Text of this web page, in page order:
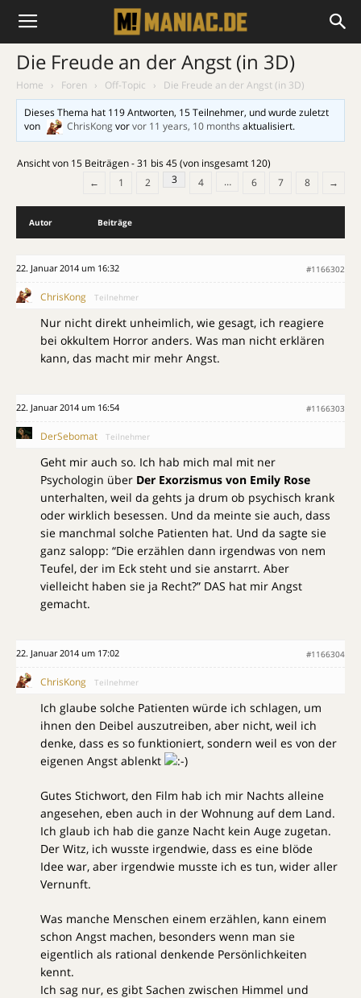
Die Freude an der Angst (in 3D)
Home › Foren › Off-Topic ›
Die Freude an der Angst (in 3D)
Dieses Thema hat 119 Antworten, 15 Teilnehmer, und wurde zuletzt
von
ChrisKong vorvor 11 years, 10 months aktualisiert.
Ansicht von 15 Beiträgen - 31 bis 45 (von insgesamt 120)
←
1 2 3 4 … 6 7 8 →
Autor Beiträge
22. Januar 2014 um 16:32 #1166302
ChrisKong Teilnehmer
Nur nicht direkt unheimlich, wie gesagt, ich reagiere
bei okkultem Horror anders. Was man nicht erklären
kann, das macht mir mehr Angst.
22. Januar 2014 um 16:54 #1166303
DerSebomat Teilnehmer
Geht mir auch so. Ich hab mich mal mit ner
Psychologin über Der Exorzismus von Emily Rose
unterhalten, weil da gehts ja drum ob psychisch krank
oder wirklich besessen. Und da meinte sie auch, dass
sie manchmal solche Patienten hat. Und da sagte sie
ganz salopp: “Die erzählen dann irgendwas von nem
Teufel, der im Eck steht und sie anstarrt. Aber
vielleicht haben sie ja Recht?” DAS hat mir Angst
gemacht.
22. Januar 2014 um 17:02 #1166304
ChrisKong Teilnehmer
Ich glaube solche Patienten würde ich schlagen, um
ihnen den Deibel auszutreiben, aber nicht, weil ich
denke, dass es so funktioniert, sondern weil es von der
eigenen Angst ablenkt
Gutes Stichwort, den Film hab ich mir Nachts alleine
angesehen, eben auch in der Wohnung auf dem Land.
Ich glaub ich hab die ganze Nacht kein Auge zugetan.
Der Witz, ich wusste irgendwie, dass es eine blöde
Idee war, aber irgendwie musste ich es tun, wider aller
Vernunft.
Was manche Menschen einem erzählen, kann einem
schon Angst machen, besonders wenn man sie
eigentlich als rational denkende Persönlichkeiten
kennt.
Ich sag nur, es gibt Sachen zwischen Himmel und